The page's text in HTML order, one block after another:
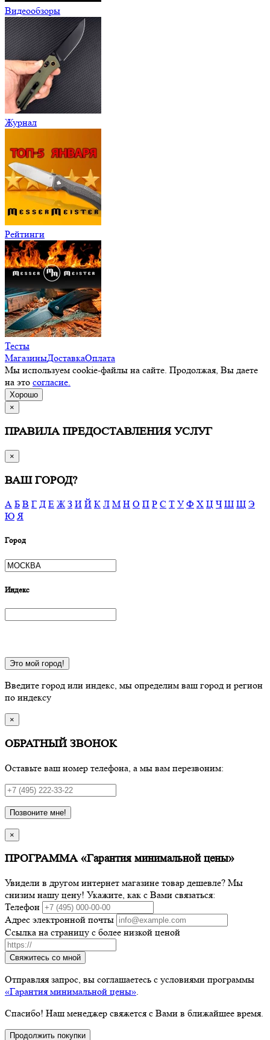
Видеообзоры
Журнал
Рейтинги
Тесты
МагазиныДоставкаОплата
Мы используем cookie-файлы на сайте. Продолжая, Вы даете
на это согласие.
Хорошо
×
ПРАВИЛА ПРЕДОСТАВЛЕНИЯ УСЛУГ
×
ВАШ ГОРОД?
А Б В Г Д Е Ж З И Й К Л М Н О П Р С Т У Ф Х Ц Ч Ш Щ Э
Ю Я
Город
Индекс
Это мой город!
Введите город или индекс, мы определим ваш город и регион
по индексу
×
ОБРАТНЫЙ ЗВОНОК
Оставьте ваш номер телефона, а мы вам перезвоним:
Позвоните мне!
×
ПРОГРАММА «Гарантия минимальной цены»
Увидели в другом интернет магазине товар дешевле? Мы
снизим нашу цену! Укажите, как с Вами связаться:
Телефон
Адрес электронной почты
Ссылка на страницу с более низкой ценой
Свяжитесь со мной
Отправляя запрос, вы соглашаетесь с условиями программы
«Гарантия минимальной цены».
Спасибо! Наш менеджер свяжется с Вами в ближайшее время.
Продолжить покупки